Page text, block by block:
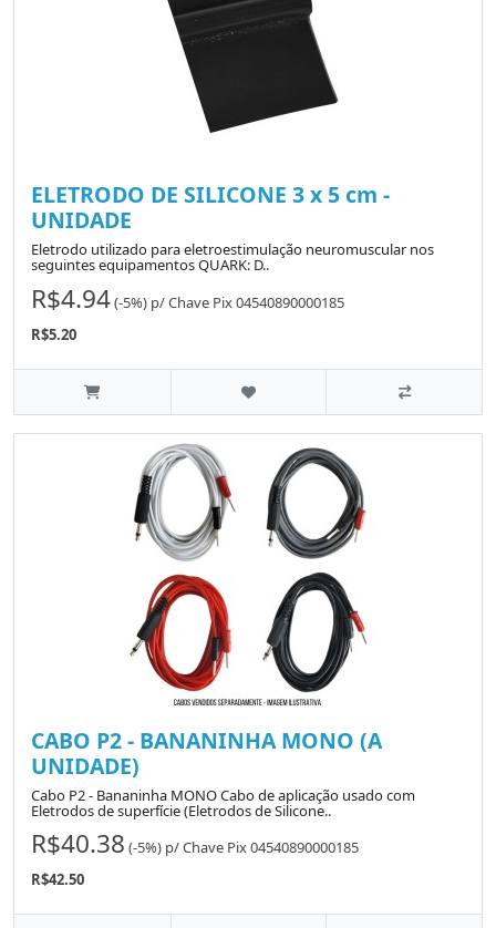
ELETRODO DE SILICONE 3 x 5 cm -
UNIDADE
Eletrodo utilizado para eletroestimulação neuromuscular nos
seguintes equipamentos QUARK: D..
R$4.94(-5%) p/Chave Pix 04540890000185
R$5.20
CABO P2 - BANANINHA MONO (A
UNIDADE)
Cabo P2 - Bananinha MONO Cabo de aplicação usado com
Eletrodos de superfície (Eletrodos de Silicone..
R$40.38 (-5%) p/Chave Pix 04540890000185
R$42.50